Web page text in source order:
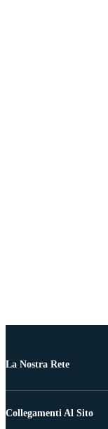
La Nostra Rete
Collegamenti Al Sito